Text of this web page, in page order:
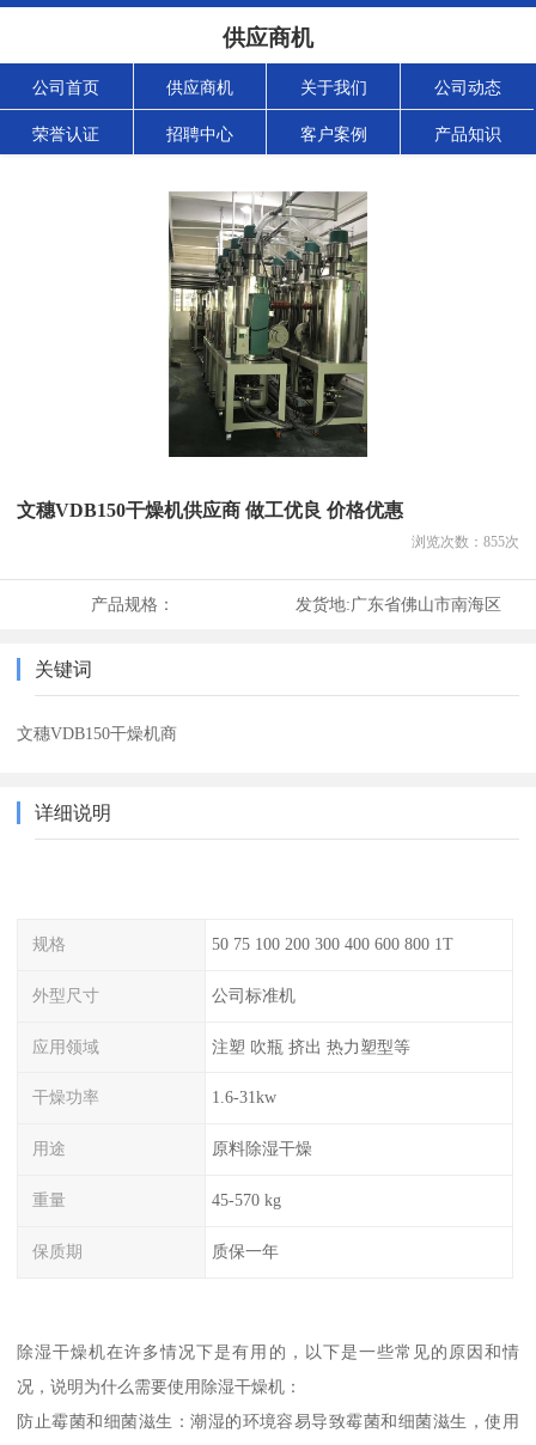
供应商机
公司首页 供应商机 关于我们 公司动态
荣誉认证 招聘中心 客户案例 产品知识
文穗VDB150干燥机供应商 做工优良 价格优惠
浏览次数： 855次
产品规格： 发货地:广东省佛山市南海区
关键词
文穗VDB150干燥机商
详细说明
规格 50 75 100 200 300 400 600 800 1T
外型尺寸 公司标准机
应用领域 注塑 吹瓶 挤出 热力塑型等
干燥功率 1.6-31kw
用途 原料除湿干燥
重量 45-570 kg
保质期 质保一年
除湿干燥机在许多情况下是有用的，以下是一些常见的原因和情
况，说明为什么需要使用除湿干燥机：
防止霉菌和细菌滋生：潮湿的环境容易导致霉菌和细菌滋生，使用